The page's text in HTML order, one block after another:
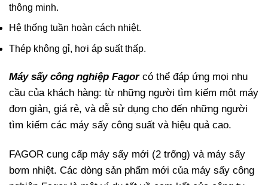
thông minh.
Hệ thống tuần hoàn cách nhiệt.
Thép không gỉ, hơi áp suất thấp.
Máy sấy công nghiệp Fagorcó thể đáp ứng mọi nhu
cầu của khách hàng: từ những người tìm kiếm một máy
đơn giản, giá rẻ, và dễ sử dụng cho đến những người
tìm kiếm các máy sấy công suất và hiệu quả cao.
FAGOR cung cấp máy sấy mới (2 trống) và máy sấy
bơm nhiệt. Các dòng sản phẩm mới của máy sấy công